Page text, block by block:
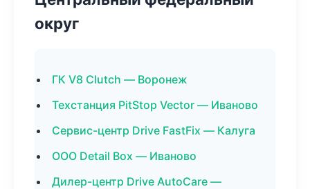
округ
ГК V8 Clutch — Воронеж
Техстанция PitStop Vector — Иваново
Сервис-центр Drive FastFix — Калуга
ООО Detail Box — Иваново
Дилер-центр Drive AutoCare —